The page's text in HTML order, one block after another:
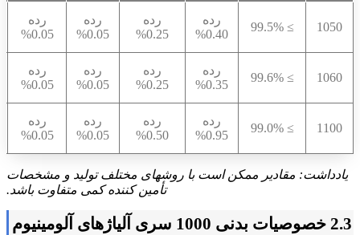
1050
≥ 99.5%
رده
0.40%
رده
0.25%
رده
0.05%
رده
0.05%
1060
≥ 99.6%
رده
0.35%
رده
0.25%
رده
0.05%
رده
0.05%
1100
≥ 99.0%
رده
0.95%
رده
0.50%
رده
0.05%
رده
0.05%
یادداشت: مقادیر ممکن است با روشهای مختلف تولید و مشخصات
تأمین کننده کمی متفاوت باشد.
2.3 خصوصیات بدنی 1000 سری آلیاژهای آلومینیوم